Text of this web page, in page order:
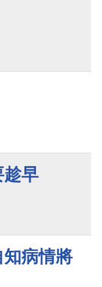
趁早
病情將